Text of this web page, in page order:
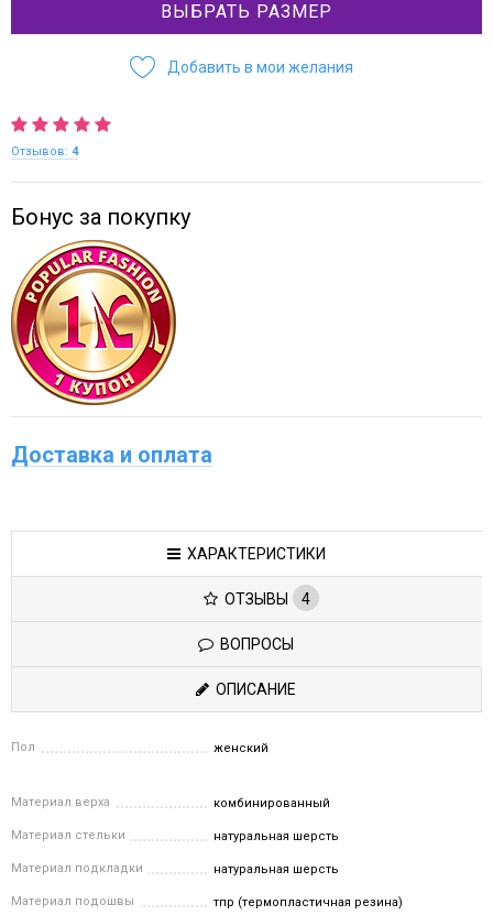
ВЫБРАТЬ РАЗМЕР
Добавить в мои желания
Отзывов: 4
Бонус за покупку
Доставка и оплата
ХАРАКТЕРИСТИКИ
ОТЗЫВЫ 4
ВОПРОСЫ
ОПИСАНИЕ
Пол женский
Материал верха комбинированный
Материал стельки натуральная шерсть
Материал подкладки натуральная шерсть
Материал подошвы тпр (термопластичная резина)